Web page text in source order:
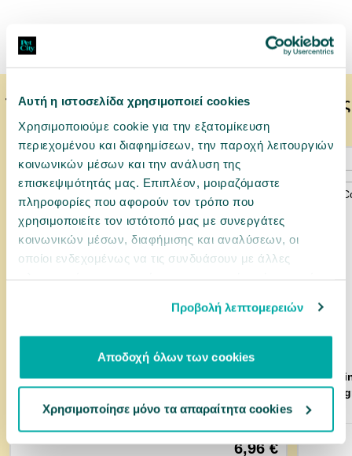
Αυτή η ιστοσελίδα χρησιμοποιεί cookies
Χρησιμοποιούμε cookie για την εξατομίκευση
περιεχομένου και διαφημίσεων, την παροχή λειτουργιών
κοινωνικών μέσων και την ανάλυση της
επισκεψιμότητάς μας. Επιπλέον, μοιραζόμαστε
πληροφορίες που αφορούν τον τρόπο που
χρησιμοποιείτε τον ιστότοπό μας με συνεργάτες
κοινωνικών μέσων, διαφήμισης και αναλύσεων, οι
οποίοι ενδεχομένως να τις συνδυάσουν με άλλες
Προβολή λεπτομερειών
Αποδοχή όλων των cookies
Χρησιμοποίησε μόνο τα απαραίτητα cookies
Το κατοικίδιό σας μπορεί να προτιμάει επίσης
Purina Dentalife Loyalty Pack Large 426gr 12τμχ
2 ΜΕΓΈΘΗ
6,96 €
Tail
7cm